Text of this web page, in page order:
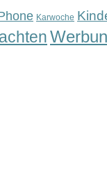
Karwoche